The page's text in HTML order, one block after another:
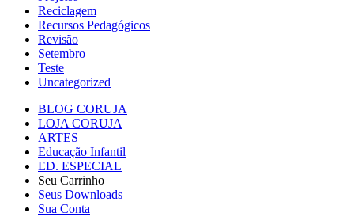
Reciclagem
Recursos Pedagógicos
Revisão
Setembro
Teste
Uncategorized
BLOG CORUJA
LOJA CORUJA
ARTES
Educação Infantil
ED. ESPECIAL
Seu Carrinho
Seus Downloads
Sua Conta